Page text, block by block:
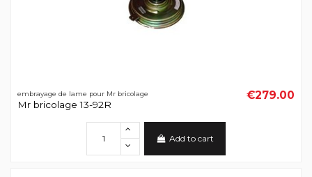
embrayage de lame pour Mr bricolage
Mr bricolage 13-92R
€279.00
Add to cart